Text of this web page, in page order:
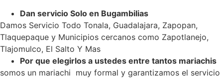
Dan servicio Solo en Bugambilias
Damos Servicio Todo Tonala, Guadalajara, Zapopan,
Tlaquepaque y Municipios cercanos como Zapotlanejo,
Tlajomulco, El Salto Y Mas
Por que elegirlos a ustedes entre tantos mariachis
somos un mariachi muy formal y garantizamos el servicio